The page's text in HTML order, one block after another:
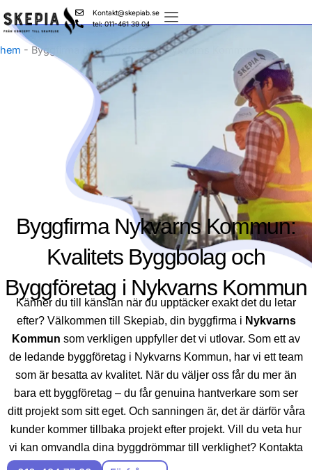
to
content
Kontakt@skepiab.se
tel: 011-461 39 04
hem - Byggfirma och byggföretag Nykvarns Kommun
Byggfirma Nykvarns Kommun:
Kvalitets Byggbolag och
Byggföretag i Nykvarns Kommun
Känner du till känslan när du upptäcker exakt det du letar
efter? Välkommen till Skepiab, din byggfirma i Nykvarns
Kommun som verkligen uppfyller det vi utlovar. Som ett av
de ledande byggföretag i Nykvarns Kommun, har vi ett team
som är besatta av kvalitet. När du väljer oss får du mer än
bara ett byggföretag – du får genuina hantverkare som ser
ditt projekt som sitt eget. Och sanningen är, det är därför våra
kunder kommer tillbaka projekt efter projekt. Vill du veta hur
vi kan omvandla dina byggdrömmar till verklighet? Kontakta
oss, så berättar vi mer över en fika.